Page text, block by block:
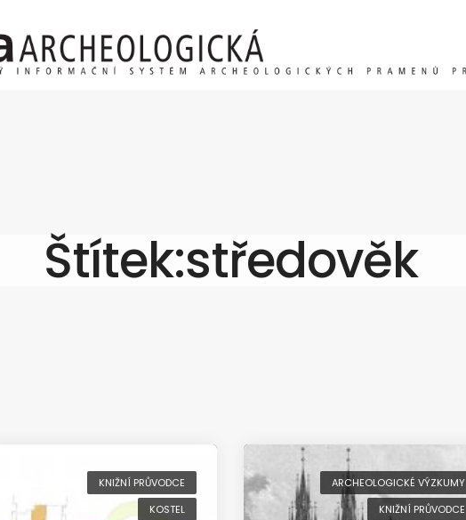
Štítek:středověk
KNIŽNÍ PRŮVODCE
KOSTEL
ARCHEOLOGICKÉ VÝZKUMY
KNIŽNÍ PRŮVODCE